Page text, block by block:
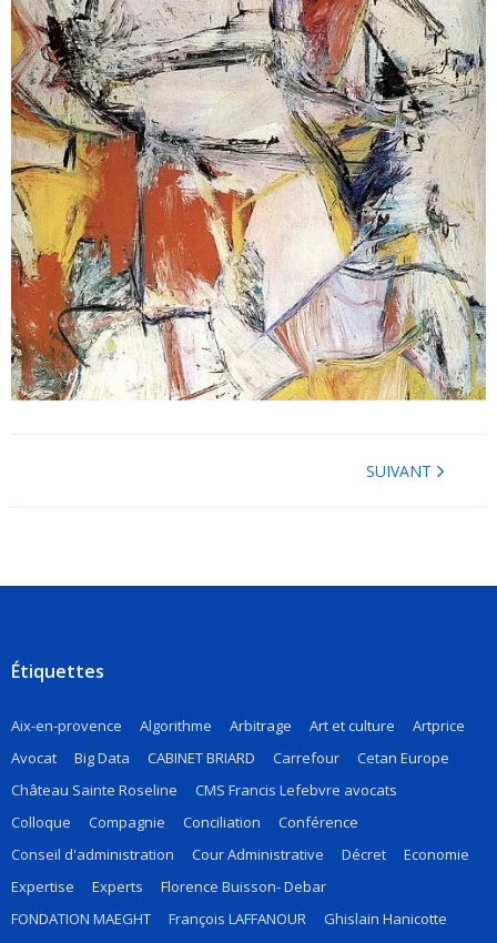
Conseil d’administration
SUIVANT
Étiquettes
Aix-en-provence Algorithme Arbitrage Art et culture
Artprice
Avocat
Big Data CABINET BRIARD Carrefour
Cetan Europe
Château Sainte Roseline
CMS Francis Lefebvre avocats
Colloque
Compagnie Conciliation
Conférence
Conseil d'administration
Cour Administrative Décret
Economie
Expertise
Experts
Florence Buisson- Debar
FONDATION MAEGHT
François LAFFANOUR
Ghislain Hanicotte